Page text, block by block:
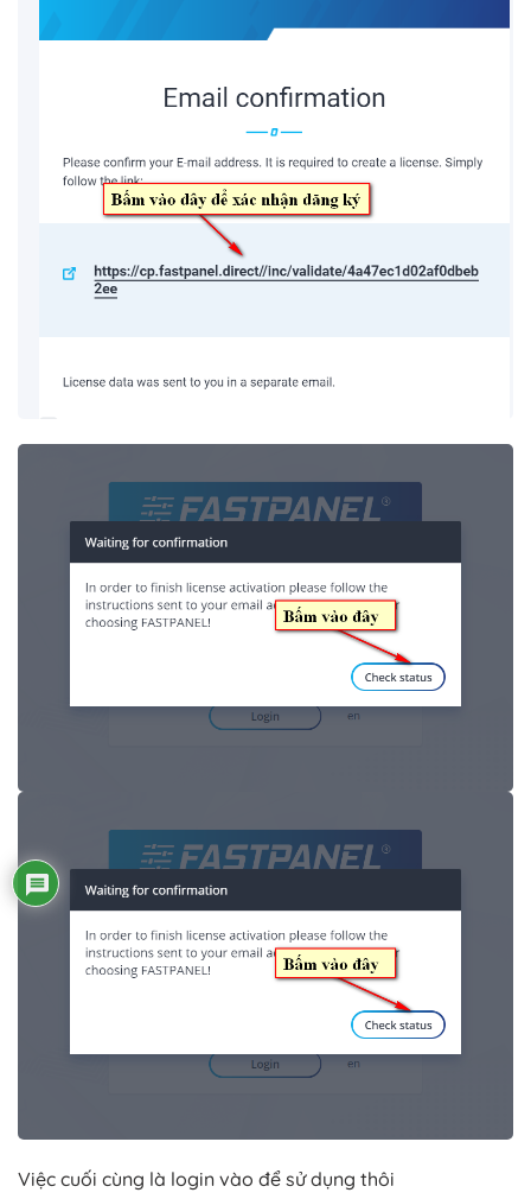
Việc cuối cùng là login vào để sử dụng thôi